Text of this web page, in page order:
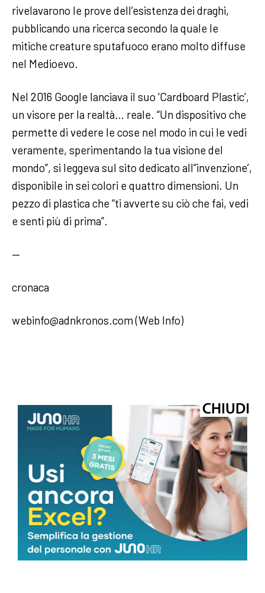
rivelavarono le prove dell’esistenza dei draghi,
pubblicando una ricerca secondo la quale le
mitiche creature sputafuoco erano molto diffuse
nel Medioevo.
Nel 2016 Google lanciava il suo ‘Cardboard Plastic’,
un visore per la realtà… reale. “Un dispositivo che
permette di vedere le cose nel modo in cui le vedi
veramente, sperimentando la tua visione del
mondo”, si leggeva sul sito dedicato all”invenzione’,
disponibile in sei colori e quattro dimensioni. Un
pezzo di plastica che “ti avverte su ciò che fai, vedi
e senti più di prima”.
—
cronaca
webinfo@adnkronos.com (Web Info)